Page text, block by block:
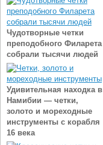
Чудотворные четки
преподобного Филарета
собрали тысячи людей
Удивительная находка в
Намибии — четки,
золото и мореходные
инструменты с корабля
16 века